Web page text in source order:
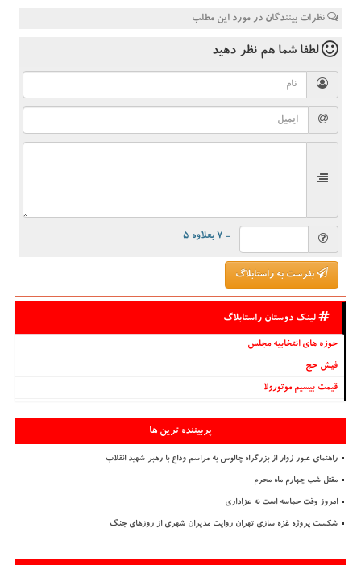
نظرات بینندگان در مورد این مطلب
لطفا شما هم نظر دهید
= ۷ بعلاوه ۵
بفرست به راستابلاگ
لینک دوستان راستابلاگ
حوزه های انتخابیه مجلس
فیش حج
قیمت بیسیم موتورولا
پربیننده ترین ها
راهنمای عبور زوار از بزرگراه چالوس به مراسم وداع با رهبر شهید انقلاب
مقتل شب چهارم ماه محرم
امروز وقت حماسه است نه عزاداری
شکست پروژه غزه سازی تهران روایت مدیران شهری از روزهای جنگ